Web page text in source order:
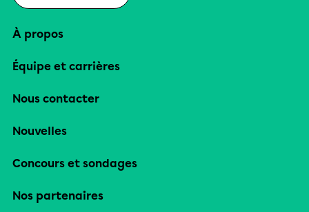
À propos
Équipe et carrières
Nous contacter
Nouvelles
Concours et sondages
Nos partenaires